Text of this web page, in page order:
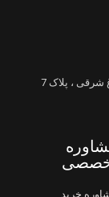
، پلاک 7
خرید